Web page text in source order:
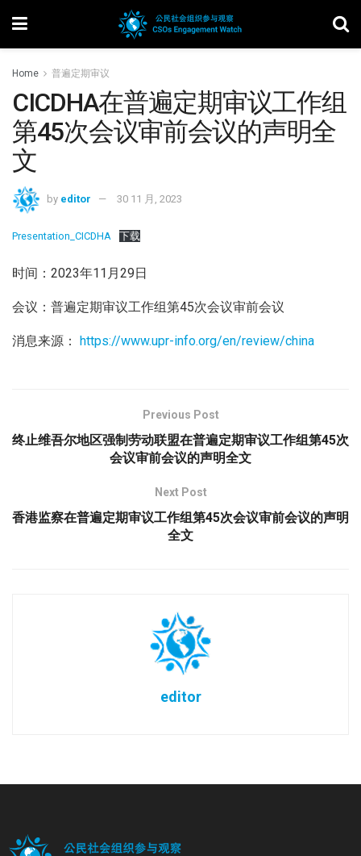
Home 普遍定期审议
CICDHA在普遍定期审议工作组
第45次会议审前会议的声明全
文
by editor 30 11 月, 2023
Presentation_CICDHA 下载
时间：2023年11月29日
会议：普遍定期审议工作组第45次会议审前会议
消息来源： https://www.upr-info.org/en/review/china
Previous Post
终止维吾尔地区强制劳动联盟在普遍定期审议工作组第45次
会议审前会议的声明全文
Next Post
香港监察在普遍定期审议工作组第45次会议审前会议的声明
全文
editor